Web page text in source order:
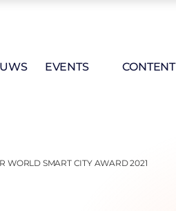
EVENTS CONTENT
WORLD SMART CITY AWARD 2021